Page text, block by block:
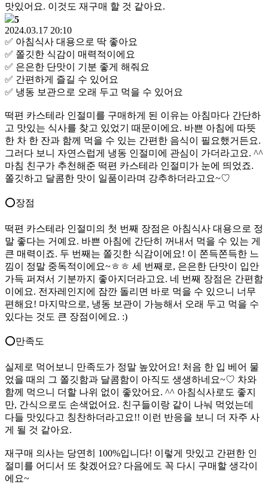
맛있어요. 이것도 재구매 할 것 같아요.
5
2024.03.17 20:10
✅ 아침식사 대용으로 딱 좋아요
✅ 쫄깃한 식감이 매력적이에요
✅ 은은한 단맛이 기분 좋게 해줘요
✅ 간편하게 즐길 수 있어요
✅ 냉동 보관으로 오래 두고 먹을 수 있어요
떡편 카스테라 인절미를 구매하게 된 이유는 아침마다 간단하
고 맛있는 식사를 찾고 있었기 때문이에요. 바쁜 아침에 따뜻
한 차 한 잔과 함께 먹을 수 있는 간편한 음식이 필요했거든요.
그러다 보니 자연스럽게 냉동 인절미에 관심이 가더라고요. ^^
마침 친구가 추천해준 떡편 카스테라 인절미가 눈에 띄었죠.
쫄깃하고 달콤한 맛이 일품이라며 강추하더라고요~♡
⭕️장점
떡편 카스테라 인절미의 첫 번째 장점은 아침식사 대용으로 정
말 좋다는 거예요. 바쁜 아침에 간단히 꺼내서 먹을 수 있는 게
큰 매력이죠. 두 번째는 쫄깃한 식감이에요! 이 쫀득쫀득한 느
낌이 정말 중독적이에요~ㅎㅎ 세 번째로, 은은한 단맛이 입안
가득 퍼져서 기분까지 좋아지더라고요. 네 번째 장점은 간편함
이에요. 전자레인지에 잠깐 돌리면 바로 먹을 수 있으니 너무
편해요! 마지막으로, 냉동 보관이 가능해서 오래 두고 먹을 수
있다는 것도 큰 장점이에요. :)
⭕️만족도
실제로 먹어보니 만족도가 정말 높았어요! 처음 한 입 베어 물
었을 때의 그 쫄깃함과 달콤함이 아직도 생생하네요~♡ 차와
함께 먹으니 더할 나위 없이 좋았어요. ^^ 아침식사로도 좋지
만, 간식으로도 손색없어요. 친구들이랑 같이 나눠 먹었는데
다들 맛있다고 칭찬하더라고요!! 이런 반응을 보니 더 자주 사
게 될 것 같아요.
재구매 의사는 당연히 100%입니다! 이렇게 맛있고 간편한 인
절미를 어디서 또 찾겠어요? 다음에도 꼭 다시 구매할 생각이
에요~